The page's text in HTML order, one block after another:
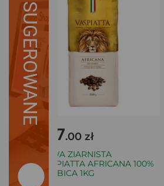
SUGEROWANE
127.00 zł
KAWA ZIARNISTA
VASPIATTA AFRICANA 100%
ARABICA 1KG